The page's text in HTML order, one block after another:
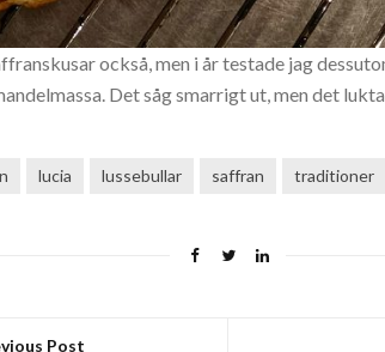
också, men i år testade jag
Det såg smarrigt ut, men det
lucia lussebullar saffran traditioner
Post